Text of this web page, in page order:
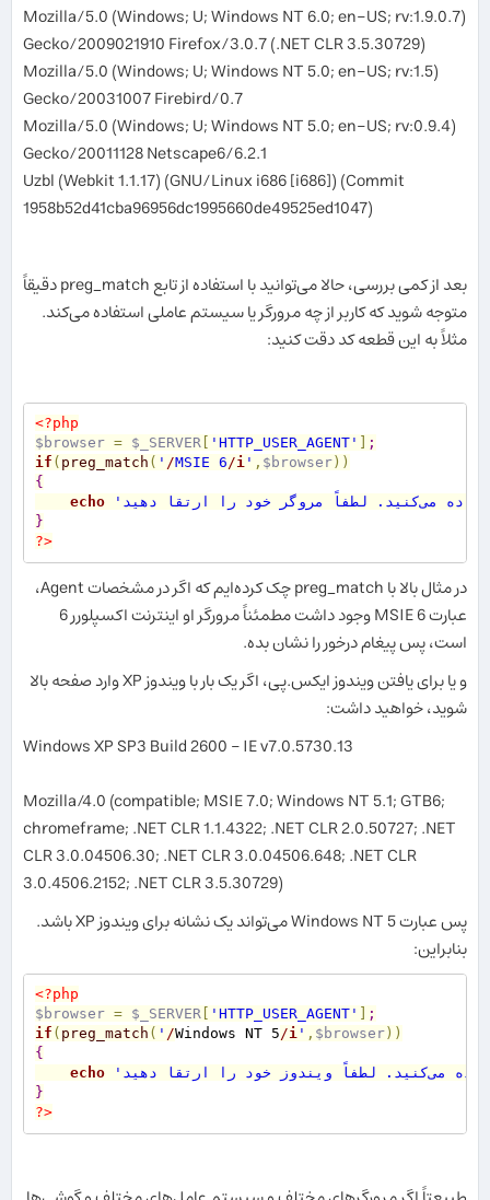
Mozilla/5.0 (Windows; U; Windows NT 6.0; en-US; rv:1.9.0.7)
Gecko/2009021910 Firefox/3.0.7 (.NET CLR 3.5.30729)
Mozilla/5.0 (Windows; U; Windows NT 5.0; en-US; rv:1.5)
Gecko/20031007 Firebird/0.7
Mozilla/5.0 (Windows; U; Windows NT 5.0; en-US; rv:0.9.4)
Gecko/20011128 Netscape6/6.2.1
Uzbl (Webkit 1.1.17) (GNU/Linux i686 [i686]) (Commit
1958b52d41cba96956dc1995660de49525ed1047)
بعد از کمی بررسی، حالا می‌توانید با استفاده از تابع preg_match دقیقاً
متوجه شوید که کاربر از چه مرورگر یا سیستم عاملی استفاده می‌کند.
مثلاً به این قطعه کد دقت کنید:
<?php
$browser = $_SERVER[ 'HTTP_USER_AGENT'
;
if ( preg_match ( ' /MSIE 6/i' , $browser) )
{
echo
}
?>
در مثال بالا با preg_match چک کرده‌ایم که اگر در مشخصات Agent،
عبارت MSIE 6 وجود داشت مطمئناً مرورگر او اینترنت اکسپلورر 6
است، پس پیغام درخور را نشان بده.
و یا برای یافتن ویندوز ایکس.پی، اگر یک بار با ویندوز XP وارد صفحه بالا
شوید، خواهید داشت:
Windows XP SP3 Build 2600 – IE v7.0.5730.13
Mozilla/4.0 (compatible; MSIE 7.0; Windows NT 5.1; GTB6;
chromeframe; .NET CLR 1.1.4322; .NET CLR 2.0.50727; .NET
CLR 3.0.04506.30; .NET CLR 3.0.04506.648; .NET CLR
3.0.4506.2152; .NET CLR 3.5.30729)
پس عبارت Windows NT 5 می‌تواند یک نشانه برای ویندوز XP باشد.
بنابراین:
<?php
$browser = $_SERVER[ 'HTTP_USER_AGENT'
;
if ( preg_match ( ' /Windows NT 5/i' , $browser) )
{
echo
}
?>